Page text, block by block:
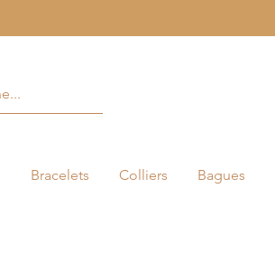
Bracelets Colliers Bagues